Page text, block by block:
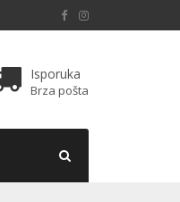
Isporuka
Brza pošta